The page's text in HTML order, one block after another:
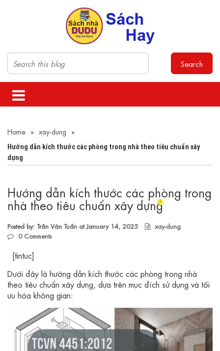
Search
Home » xay-dung »
Hướng dẫn kích thước các phòng trong nhà theo tiêu chuẩn xây
dựng
Hướng dẫn kích thước các phòng trong
nhà theo tiêu chuẩn xây dựng
Posted by: Trần Văn Tuấn at January 14, 2025
xay-dung
0Comments
[tintuc]
Dưới đây là hướng dẫn kích thước các phòng trong nhà
theo tiêu chuẩn xây dựng, dựa trên mục đích sử dụng và tối
ưu hóa không gian: